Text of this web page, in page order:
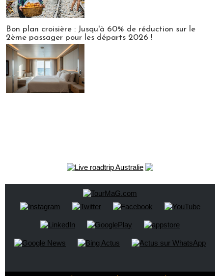
Bon plan croisière : Jusqu'à 60% de réduction sur le
2ème passager pour les départs 2026 !